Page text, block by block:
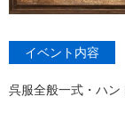
イベント内容
呉服全般一式・ハ